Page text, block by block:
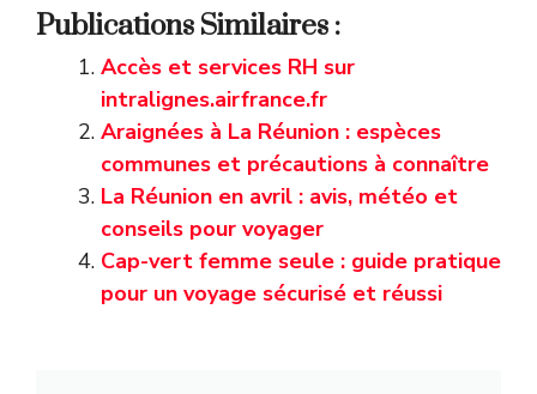
Publications Similaires :
Accès et services RH sur
intralignes.airfrance.fr
Araignées à La Réunion : espèces
communes et précautions à connaître
La Réunion en avril : avis, météo et
conseils pour voyager
Cap-vert femme seule : guide pratique
pour un voyage sécurisé et réussi